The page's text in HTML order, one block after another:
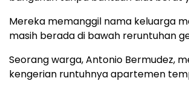
Mereka memanggil nama keluarga
masih berada di bawah reruntuhan
Seorang warga, Antonio Bermudez,
kengerian runtuhnya apartemen